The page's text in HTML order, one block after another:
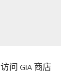
访问 GIA 商店